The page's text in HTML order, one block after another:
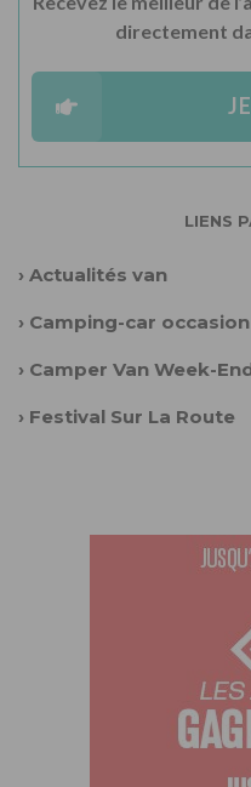
directement
LIENS
› Actualités van
› Camping-car occasion
› Camper Van Week-
› Festival Sur La Route